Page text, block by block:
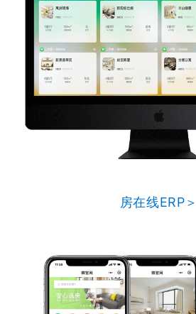
房在线ERP＞